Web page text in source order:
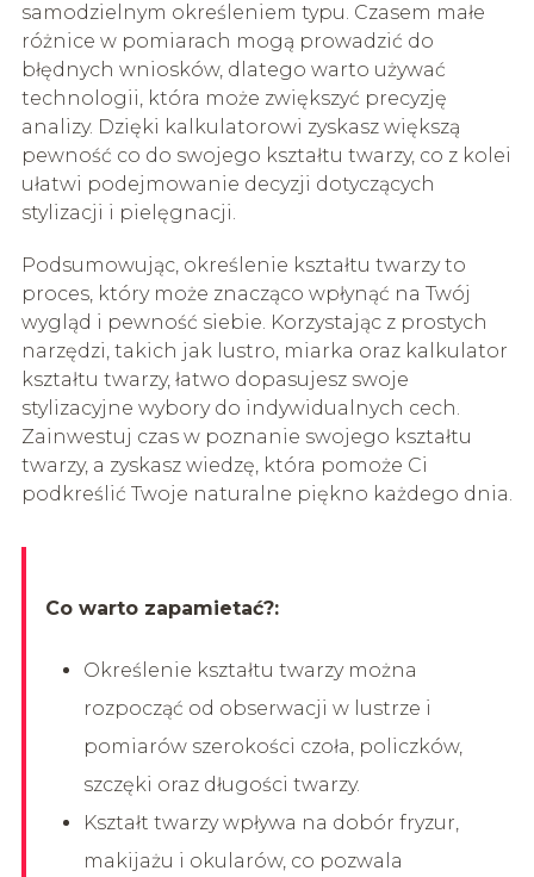
samodzielnym określeniem typu. Czasem małe
różnice w pomiarach mogą prowadzić do
błędnych wniosków, dlatego warto używać
technologii, która może zwiększyć precyzję
analizy. Dzięki kalkulatorowi zyskasz większą
pewność co do swojego kształtu twarzy, co z kolei
ułatwi podejmowanie decyzji dotyczących
stylizacji i pielęgnacji.
Podsumowując, określenie kształtu twarzy to
proces, który może znacząco wpłynąć na Twój
wygląd i pewność siebie. Korzystając z prostych
narzędzi, takich jak lustro, miarka oraz kalkulator
kształtu twarzy, łatwo dopasujesz swoje
stylizacyjne wybory do indywidualnych cech.
Zainwestuj czas w poznanie swojego kształtu
twarzy, a zyskasz wiedzę, która pomoże Ci
podkreślić Twoje naturalne piękno każdego dnia.
Co warto zapamietać?:
Określenie kształtu twarzy można
rozpocząć od obserwacji w lustrze i
pomiarów szerokości czoła, policzków,
szczęki oraz długości twarzy.
Kształt twarzy wpływa na dobór fryzur,
makijażu i okularów, co pozwala